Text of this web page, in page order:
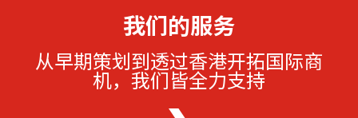
我们的服务
从早期策划到透过香港开拓国际商
机，我们皆全力支持